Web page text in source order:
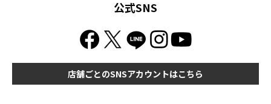
公式SNS
店舗ごとのSNSアカウントはこちら